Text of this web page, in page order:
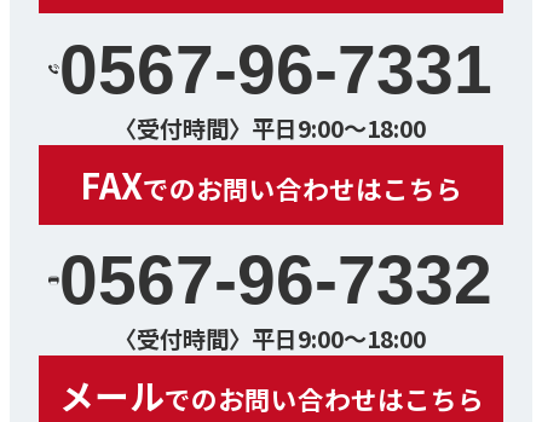
0567-96-7331
〈受付時間〉平日9:00～18:00
FAXでのお問い合わせはこちら
0567-96-7332
〈受付時間〉平日9:00～18:00
メールでのお問い合わせはこちら